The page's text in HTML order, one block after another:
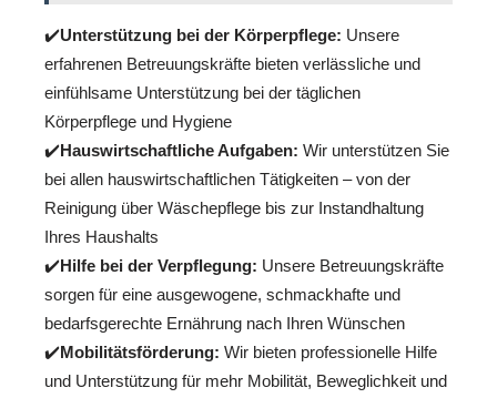
✔️Unterstützung bei der Körperpflege: Unsere
erfahrenen Betreuungskräfte bieten verlässliche und
einfühlsame Unterstützung bei der täglichen
Körperpflege und Hygiene
✔️Hauswirtschaftliche Aufgaben: Wir unterstützen Sie
bei allen hauswirtschaftlichen Tätigkeiten – von der
Reinigung über Wäschepflege bis zur Instandhaltung
Ihres Haushalts
✔️Hilfe bei der Verpflegung: Unsere Betreuungskräfte
sorgen für eine ausgewogene, schmackhafte und
bedarfsgerechte Ernährung nach Ihren Wünschen
✔️Mobilitätsförderung: Wir bieten professionelle Hilfe
und Unterstützung für mehr Mobilität, Beweglichkeit und